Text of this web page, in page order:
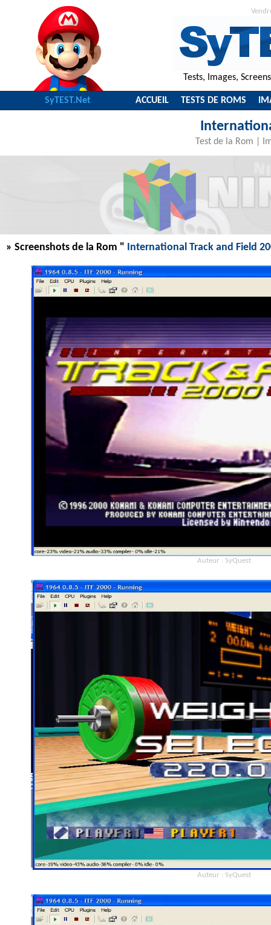
Tests, Images,
SyTEST.Net ACCUEIL TESTS DE ROMS
Test de la Rom
» Screenshots de la Rom " International Track and Field
Auteur : SyQuest
Auteur : SyQuest